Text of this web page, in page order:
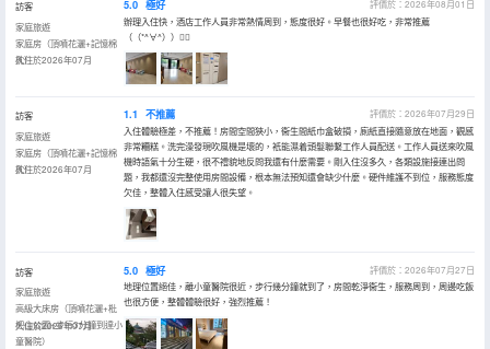
訪客
家庭旅遊
家庭房（頂噴花灑+記憶棉
枕）
入住於2026年07月
5.0 極好
評價於：2026年08月01日
辦理入住快，酒店工作人員非常熱情周到，態度很好。早餐也很好吃，非常推薦
（（*^∀^））👍🏻
訪客
家庭旅遊
家庭房（頂噴花灑+記憶棉
枕）
入住於2026年07月
1.1 不推薦
評價於：2026年07月29日
入住體驗極差，不推薦！房間空間狹小，衞生間紙巾盒破損，廁紙直接隨意放在地面，觀感
非常糟糕。洗完澡發現吹風機是壞的，衹能濕着頭髮聯繫工作人員配送。工作人員送來吹風
機時語氣十分生硬，很不禮貌地反問我還有什麼需要。剛入住沒多久，各類設施接連出問
題，我都還沒完整使用房間設備，根本無法預知還會缺少什麼。硬件維護不到位，服務態度
欠佳，整體入住感受讓人很失望。
訪客
家庭旅遊
高級大床房（頂噴花灑+枇
杷山公園+步行3分鐘到達小
童醫院）
入住於2026年07月
5.0 極好
評價於：2026年07月27日
地理位置絕佳，離小童醫院很近，步行幾分鐘就到了，房間乾淨衞生，服務周到，周邊吃飯
也很方便，整體體驗很好，強烈推薦！